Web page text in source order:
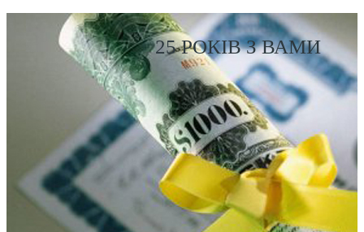
25 РОКІВ З ВАМИ